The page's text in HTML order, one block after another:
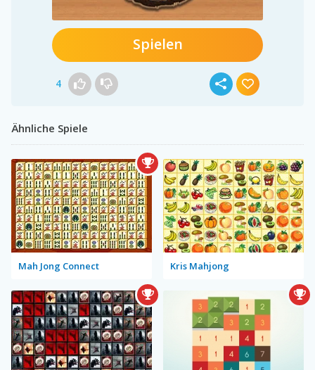
Spielen
4
Ähnliche Spiele
Mah Jong Connect Kris Mahjong